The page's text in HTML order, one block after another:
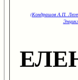
(Кондрашов А.П.